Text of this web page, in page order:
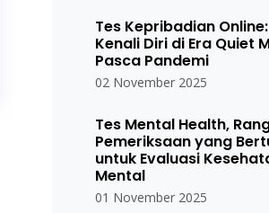
Tes Kepribadian
Kenali Diri di Era Quiet
Pasca Pandemi
02 November 2025
Tes Mental Health,
Pemeriksaan yang
untuk Evaluasi
Mental
01 November 2025